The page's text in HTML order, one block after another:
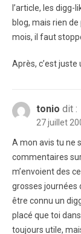
l’article, les
blog, mais rien
mois, il faut
Après, c’est juste
tonio dit :
27 juillet
A mon avis tu ne
commentaires
m’envoient des
grosses journées
être connu un
placé que toi
toujours utile,